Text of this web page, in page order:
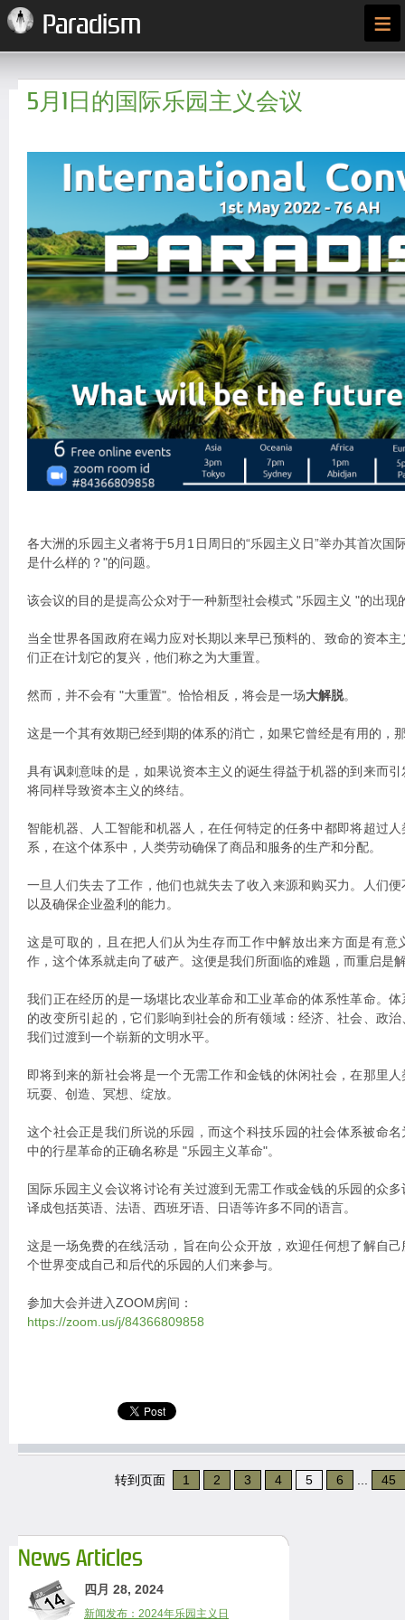
Paradism ≡
5月1日的国际乐园主义会议
各大洲的乐园主义者将于5月1日周日的“乐园主义日”举办其首次国
是什么样的？"的问题。
该会议的目的是提高公众对于一种新型社会模式 "乐园主义 "的出现
当全世界各国政府在竭力应对长期以来早已预料的、致命的资本
们正在计划它的复兴，他们称之为大重置。
然而，并不会有 "大重置"。恰恰相反，将会是一场大解脱。
这是一个其有效期已经到期的体系的消亡，如果它曾经是有用的，
具有讽刺意味的是，如果说资本主义的诞生得益于机器的到来而
将同样导致资本主义的终结。
智能机器、人工智能和机器人，在任何特定的任务中都即将超过
系，在这个体系中，人类劳动确保了商品和服务的生产和分配。
一旦人们失去了工作，他们也就失去了收入来源和购买力。人们
以及确保企业盈利的能力。
这是可取的，且在把人们从为生存而工作中解放出来方面是有意
作，这个体系就走向了破产。这便是我们所面临的难题，而重启是
我们正在经历的是一场堪比农业革命和工业革命的体系性革命。
的改变所引起的，它们影响到社会的所有领域：经济、社会、政
我们过渡到一个崭新的文明水平。
即将到来的新社会将是一个无需工作和金钱的休闲社会，在那里
玩耍、创造、冥想、绽放。
这个社会正是我们所说的乐园，而这个科技乐园的社会体系被命
中的行星革命的正确名称是 "乐园主义革命"。
国际乐园主义会议将讨论有关过渡到无需工作或金钱的乐园的众
译成包括英语、法语、西班牙语、日语等许多不同的语言。
这是一场免费的在线活动，旨在向公众开放，欢迎任何想了解自
个世界变成自己和后代的乐园的人们来参与。
参加大会并进入ZOOM房间：
https://zoom.us/j/84366809858
转到页面 1 2 3 4 5 6 45
News Articles
四月 28, 2024
新闻发布：2024年乐园主义日